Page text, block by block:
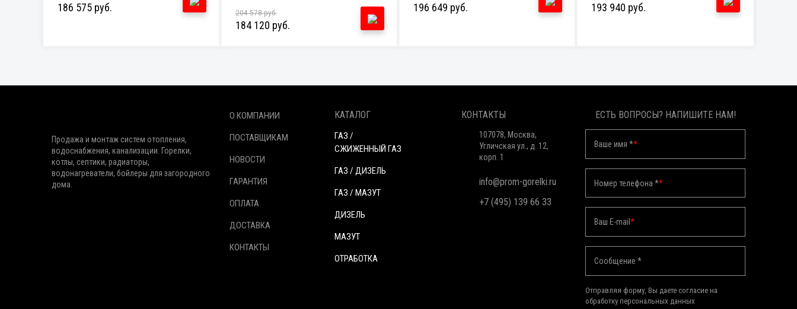
186 575 руб. 204 578 руб.
184 120 руб.
196 649 руб. 193 940 руб.
Продажа и монтаж систем отопления,
водоснабжения, канализации. Горелки,
котлы, септики, радиаторы,
водонагреватели, бойлеры для загородного
дома.
О КОМПАНИИ
ПОСТАВЩИКАМ
НОВОСТИ
ГАРАНТИЯ
ОПЛАТА
ДОСТАВКА
КОНТАКТЫ
КАТАЛОГ
ГАЗ /
СЖИЖЕННЫЙ ГАЗ
ГАЗ / ДИЗЕЛЬ
ГАЗ / МАЗУТ
ДИЗЕЛЬ
МАЗУТ
ОТРАБОТКА
КОНТАКТЫ
107078, Москва,
Угличская ул., д. 12,
корп. 1
info@prom-gorelki.ru
+7 (495) 139 66 33
ЕСТЬ ВОПРОСЫ? НАПИШИТЕ НАМ!
Ваше имя **
Номер телефона **
Ваш E-mail *
Сообщение *
Отправляя форму, Вы даете согласие на
обработку персональных данных